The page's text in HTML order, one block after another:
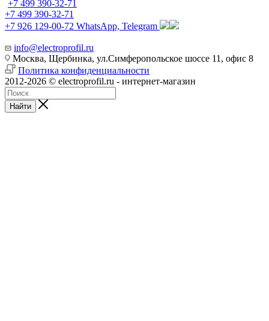
+7 499 390-32-71
+7 499 390-32-71
+7 926 129-00-72 WhatsApp, Telegram
info@electroprofil.ru
Москва, Щербинка, ул.Симферопольское шоссе 11, офис 8
Политика конфиденциальности
2012-2026 © electroprofil.ru - интернет-магазин
Найти